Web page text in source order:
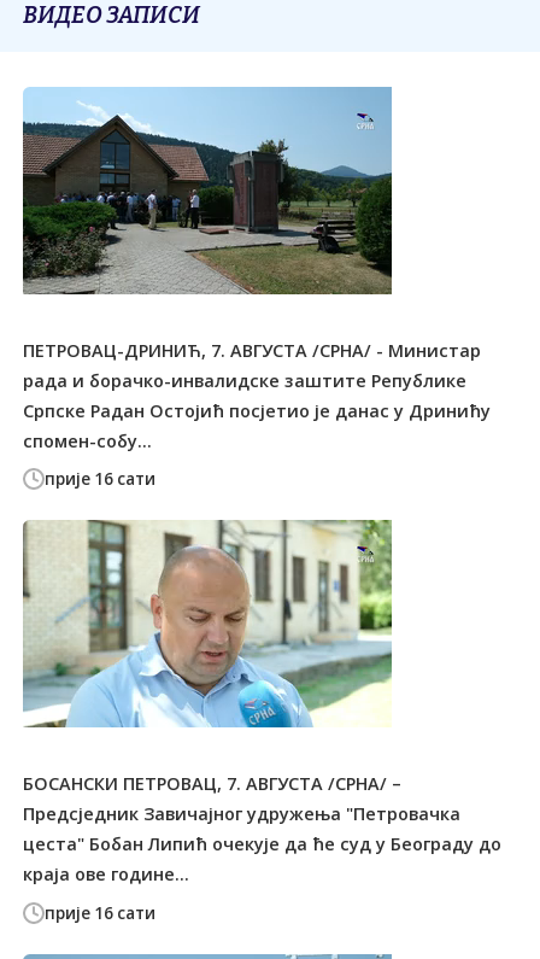
ВИДЕО ЗАПИСИ
прије 16 сати
ПЕТРОВАЦ-ДРИНИЋ, 7. АВГУСТА /СРНА/ - Министар
рада и борачко-инвалидске заштите Републике
Српске Радан Остојић посјетио је данас у Дринићу
спомен-собу...
прије 16 сати
БОСАНСКИ ПЕТРОВАЦ, 7. АВГУСТА /СРНА/ –
Предсједник Завичајног удружења "Петровачка
цеста" Бобан Липић очекује да ће суд у Београду до
краја ове године...